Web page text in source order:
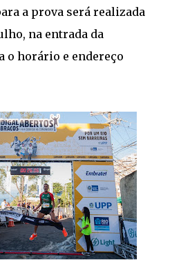
a prova será realizada
na entrada da
o horário e endereço